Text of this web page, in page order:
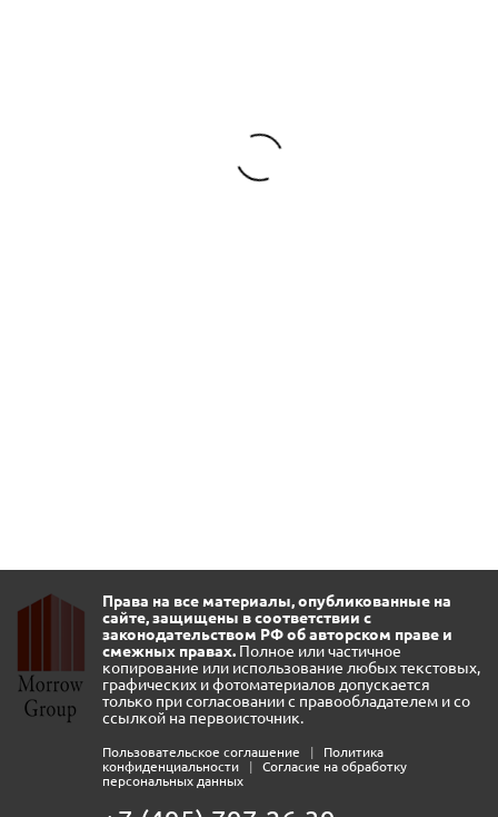
Права на все материалы, опубликованные на
сайте, защищены в соответствии с
законодательством РФ об авторском праве и
смежных правах. Полное или частичное
копирование или использование любых текстовых,
графических и фотоматериалов допускается
только при согласовании с правообладателем и со
ссылкой на первоисточник.
Пользовательское соглашение |
Политика
конфиденциальности
|
Согласие на обработку
персональных данных